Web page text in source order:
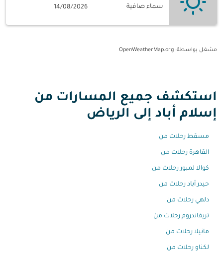
سماء صافية
14/08/2026
مشغل بواسطة: OpenWeatherMap.org
استكشف جميع المسارات من
إسلام أباد إلى الرياض
مسقط رحلات من
القاهرة رحلات من
كوالا لمبور رحلات من
حيدر أباد رحلات من
دلهي رحلات من
تريفاندروم رحلات من
مانيلا رحلات من
لكناو رحلات من